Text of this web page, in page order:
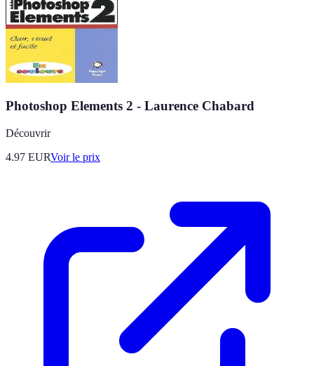
Photoshop Elements 2 - Laurence Chabard
Découvrir
4.97 EURVoir le prix